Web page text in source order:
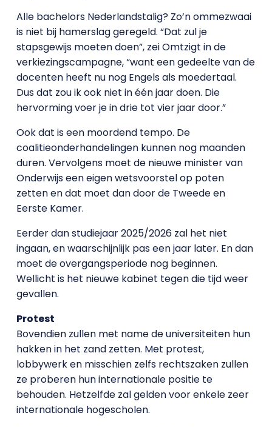
Alle bachelors Nederlandstalig? Zo’n ommezwaai
is niet bij hamerslag geregeld. “Dat zul je
stapsgewijs moeten doen”, zei Omtzigt in de
verkiezingscampagne, “want een gedeelte van de
docenten heeft nu nog Engels als moedertaal.
Dus dat zou ik ook niet in één jaar doen. Die
hervorming voer je in drie tot vier jaar door.”
Ook dat is een moordend tempo. De
coalitieonderhandelingen kunnen nog maanden
duren. Vervolgens moet de nieuwe minister van
Onderwijs een eigen wetsvoorstel op poten
zetten en dat moet dan door de Tweede en
Eerste Kamer.
Eerder dan studiejaar 2025/2026 zal het niet
ingaan, en waarschijnlijk pas een jaar later. En dan
moet de overgangsperiode nog beginnen.
Wellicht is het nieuwe kabinet tegen die tijd weer
gevallen.
Protest
Bovendien zullen met name de universiteiten hun
hakken in het zand zetten. Met protest,
lobbywerk en misschien zelfs rechtszaken zullen
ze proberen hun internationale positie te
behouden. Hetzelfde zal gelden voor enkele zeer
internationale hogescholen.